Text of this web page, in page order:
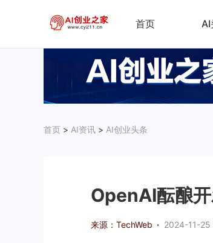
首页 AI
首页 > AI资讯 > AI创业头条
OpenAI酝酿
来源：TechWeb · 2024-11-25